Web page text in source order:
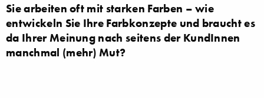
Sie arbeiten oft mit starken Farben – wie
entwickeln Sie Ihre Farbkonzepte und braucht es
da Ihrer Meinung nach seitens der KundInnen
manchmal (mehr) Mut?